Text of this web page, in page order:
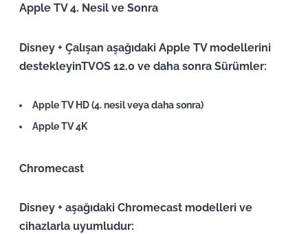
Apple TV 4. Nesil ve Sonra
Disney + Çalışan aşağıdaki Apple TV modellerini
destekleyinTVOS 12.0 ve daha sonraSürümler:
Apple TV HD (4. nesil veya daha sonra)
Apple TV 4K
Chromecast
Disney + aşağıdaki Chromecast modelleri ve
cihazlarla uyumludur: